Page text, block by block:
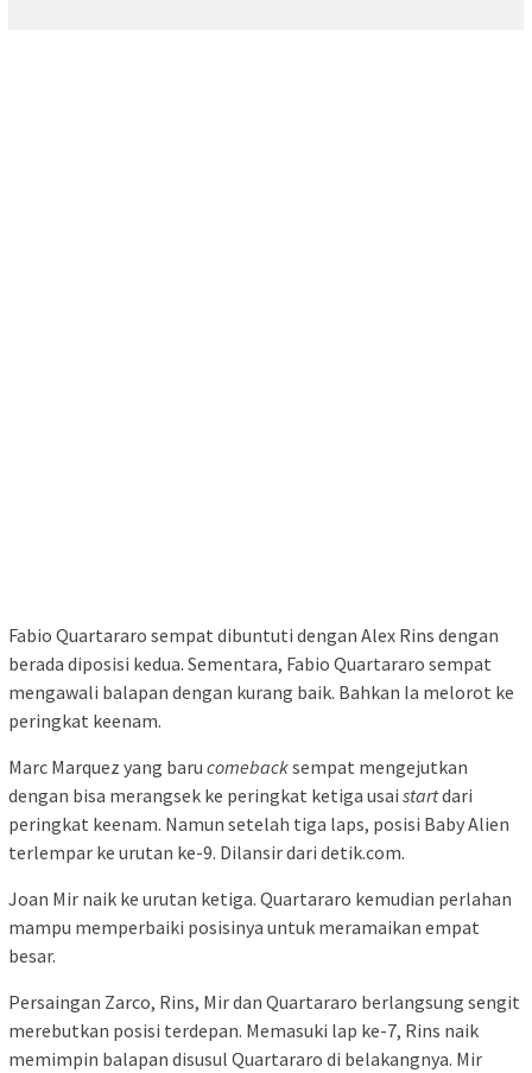
Fabio Quartararo sempat dibuntuti dengan Alex Rins dengan
berada diposisi kedua. Sementara, Fabio Quartararo sempat
mengawali balapan dengan kurang baik. Bahkan Ia melorot ke
peringkat keenam.
Marc Marquez yang baru comebacksempat mengejutkan
dengan bisa merangsek ke peringkat ketiga usai startdari
peringkat keenam. Namun setelah tiga laps, posisi Baby Alien
terlempar ke urutan ke-9. Dilansir dari detik.com.
Joan Mir naik ke urutan ketiga. Quartararo kemudian perlahan
mampu memperbaiki posisinya untuk meramaikan empat
besar.
Persaingan Zarco, Rins, Mir dan Quartararo berlangsung sengit
merebutkan posisi terdepan. Memasuki lap ke-7, Rins naik
memimpin balapan disusul Quartararo di belakangnya. Mir